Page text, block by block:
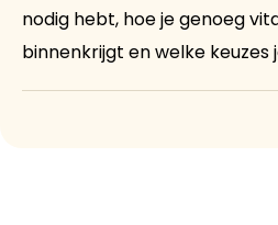
nodig hebt, hoe je genoeg
binnenkrijgt en welke keuzes